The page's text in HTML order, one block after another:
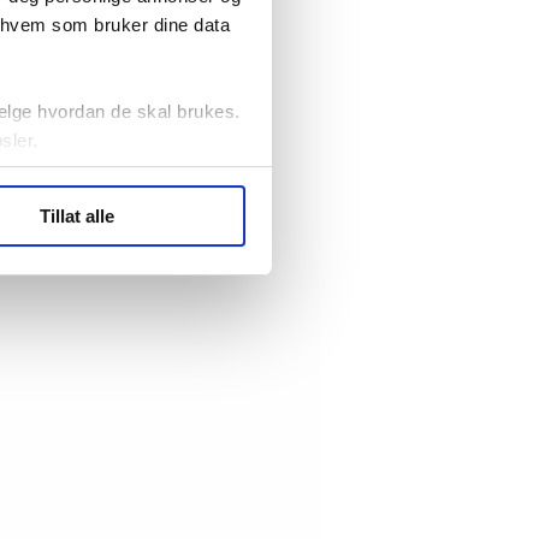
som bruker dine data
hvordan de skal brukes.
statistikk.
Tillat alle